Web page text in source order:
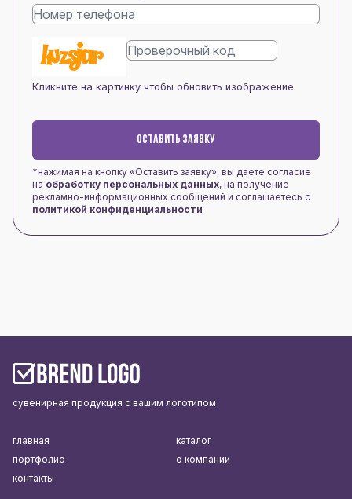
Кликните на картинку чтобы обновить изображение
ОСТАВИТЬ ЗАЯВКУ
*нажимая на кнопку «Оставить заявку», вы даете согласие
на обработку персональных данных, на получение
рекламно-информационных сообщений и соглашаетесь с
политикой конфиденциальности
сувенирная продукция с вашим логотипом
главная
каталог
портфолио
о компании
контакты